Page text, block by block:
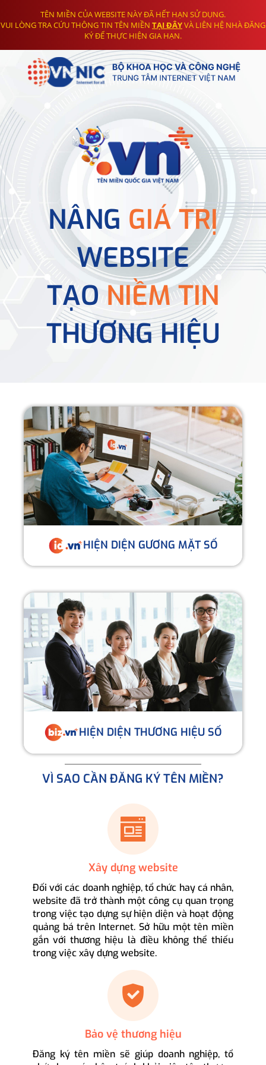
TÊN MIỀN CỦA WEBSITE NÀY ĐÃ HẾT HẠN SỬ DỤNG.
VUI LÒNG TRA CỨU THÔNG TIN TÊN MIỀN TẠI ĐÂYVÀ LIÊN HỆ NHÀ ĐĂNG
KÝ ĐỂ THỰC HIỆN GIA HẠN.
NÂNG GIÁ TRỊ
WEBSITE
TẠONIỀM TIN
THƯƠNG HIỆU
HIỆN DIỆN GƯƠNG MẶT SỐ
HIỆN DIỆN THƯƠNG HIỆU SỐ
VÌ SAO CẦN ĐĂNG KÝ TÊN MIỀN?
Xây dựng website
Đối với các doanh nghiệp, tổ chức hay cá nhân,
website đã trở thành một công cụ quan trọng
trong việc tạo dựng sự hiện diện và hoạt động
quảng bá trên Internet. Sở hữu một tên miền
gắn với thương hiệu là điều không thể thiếu
trong việc xây dựng website.
Bảo vệ thương hiệu
Đăng ký tên miền sẽ giúp doanh nghiệp, tổ